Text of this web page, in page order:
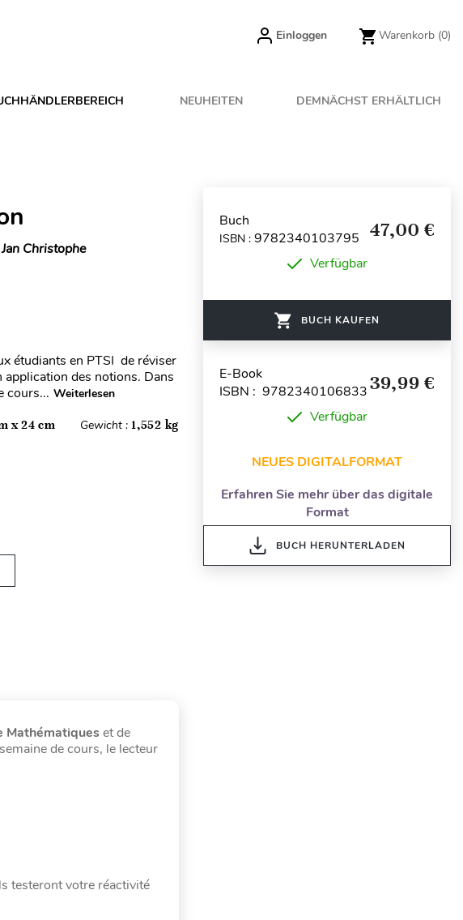
Einloggen Warenkorb (0)
NEUHEITEN DEMNÄCHST ERHÄLTLICH
Christophe
étudiants en PTSI de réviser
des notions. Dans
cours... Weiterlesen
x 24 cm Gewicht :1,552 kg
Mathématiques et de
de cours, le lecteur
testeront votre réactivité
Buch
ISBN : 9782340103795 47,00 €
Verfügbar
BUCH KAUFEN
E-Book
ISBN : 978234010683339,99 €
Verfügbar
NEUES DIGITALFORMAT
Erfahren Sie mehr über das digitale
Format
BUCH HERUNTERLADEN